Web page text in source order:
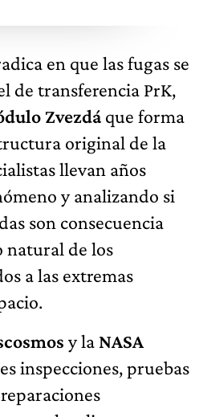
en que las fugas se
de transferencia PrK,
Zvezdáque forma
original de la
llevan años
y analizando si
son consecuencia
natural de los
a las extremas
y la NASA
inspecciones, pruebas